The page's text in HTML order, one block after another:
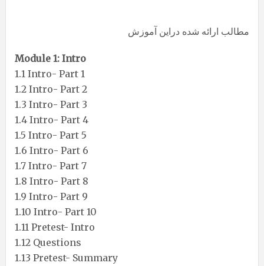
مطالب ارائه شده دراین آموزش
Module 1: Intro
1.1 Intro- Part 1
1.2 Intro- Part 2
1.3 Intro- Part 3
1.4 Intro- Part 4
1.5 Intro- Part 5
1.6 Intro- Part 6
1.7 Intro- Part 7
1.8 Intro- Part 8
1.9 Intro- Part 9
1.10 Intro- Part 10
1.11 Pretest- Intro
1.12 Questions
1.13 Pretest- Summary